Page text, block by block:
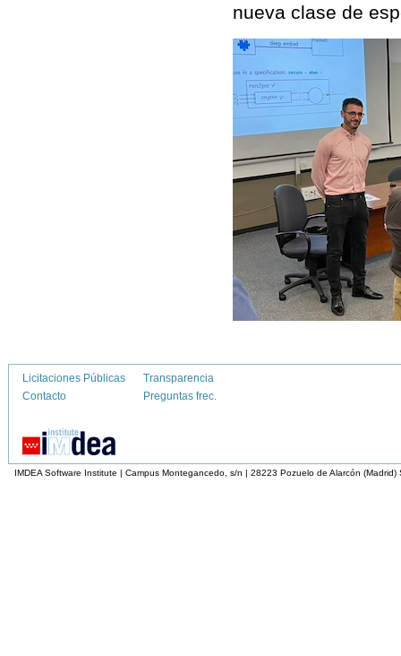
nueva clase de
Licitaciones Públicas
Contacto
Transparencia
Preguntas frec.
IMDEA Software Institute | Campus Montegancedo, s/n | 28223 Pozuelo de Alarcón (Madrid)